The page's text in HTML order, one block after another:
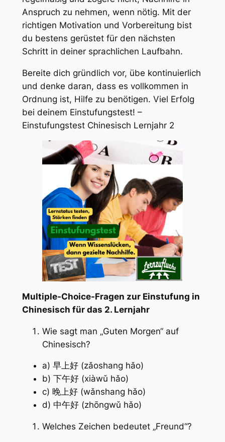
Anspruch zu nehmen, wenn nötig. Mit der
richtigen Motivation und Vorbereitung bist
du bestens gerüstet für den nächsten
Schritt in deiner sprachlichen Laufbahn.
Bereite dich gründlich vor, übe kontinuierlich
und denke daran, dass es vollkommen in
Ordnung ist, Hilfe zu benötigen. Viel Erfolg
bei deinem Einstufungstest! –
Einstufungstest Chinesisch Lernjahr 2
Multiple-Choice-Fragen zur Einstufung in
Chinesisch für das 2. Lernjahr
Wie sagt man „Guten Morgen“ auf
Chinesisch?
a) 早上好 (zǎoshang hǎo)
b) 下午好 (xiàwǔ hǎo)
c) 晚上好 (wǎnshang hǎo)
d) 中午好 (zhōngwǔ hǎo)
Welches Zeichen bedeutet „Freund“?